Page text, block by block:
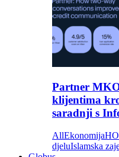
Partner
klijentima
saradnji s
AllEkonomija
djeluIslamska